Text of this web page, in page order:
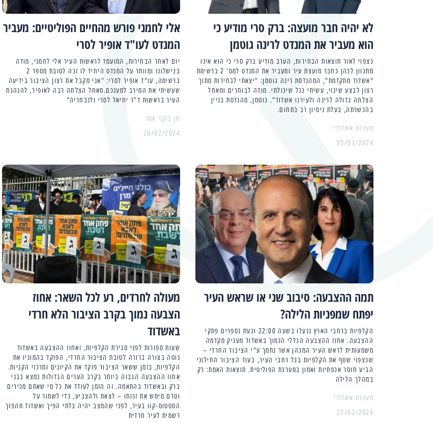
לא יהיה חבר מועצה: ברק סרי מודיע כי
הוא מעביר את המנדט לרינה גוטמן
כצפוי לאור תוצאות הבחירות, הערב מודיע ברק סרי כי הוא אינו
מתכוון לכהן כחבר מועצת עיר ומעביר את המנדט למס' 2 ברשימת
"אשדוד מתקדמת", המהנדסת רינה גוטמן: "יצאתי לבחירות מתוך
רצון לבצע שינוי, עשיתי ככל שיכולתי. מודה לבוחרים ומאחל
הצלחה גדולה לרינה ולעירנו אשדוד". גוטמן, מהנדסת בניין
בהכשרתה, בעלת ניסיון רב בתחום.
מערכת אשדודי
05/03/2024
אלי לחמני פורש מהחיים הפוליטיים: מעביר
המנדט לעו"ד אופיר לסרי
יום לאחר הבחירות, המועמד לראשות העיר אלי לחמני, מודה
בכישלונו ומוותר על המנדט היחיד לו זכה לטובת מספר 2
ברשימה, עו"ד אופיר לסרי: "אני מקבל את רצון הציבור בידיעה
שעשיתי את המירב למענכם.מאחל הצלחה רבה לאופיר, להנהגת
העיר בראשות ד"ר יחיאל לסרי ולנבחריה"
28/02/2024
תמה ההצבעה: סיבוב שני או שראש העיר
יפתח שמפניות הלילה?
הקלפיות ברחבי הארץ ננעלו בשעה 22:00 וכעת נספרים פתקי
ההצבעה. אחוז ההצבעה הכללי הנמוך באשדוד מעניק מקדמה
משמעותית לראש העיר המכהן אשר נתמך ע"י הציבור החרדי –
שכצפוי שטף את הקלפיות בכל רחבי העיר, בעוד הציבור החילוני
הביע חוסר אכפתיות ואמון במערכת הפוליטית. תוצאות האמת: רק
במהלך הלילה
מערכת אשדודי
27/02/2024
מעולה לחרדים, רע לכל השאר: אחוז
הצבעה נמוך בקרב הציבור הלא חרדי
באשדוד
שעות ספורות לפני סגירת הקלפיות, ואחוז ההצבעה באשדוד
נוטה בצורה ברורה לטובת הציבור החרדי, הפוקד בהמוניו את
הקלפיות, בזמן ששאר הציבור פוקד את הקיונים ומרכזי הקניות.
אחוז ההצבעה הגבוה ביותר בקרב הערים הגדולות נמצא בבני
ברק ובאשדוד בהתאמה. זה הזמן לעודד את כל מי שאתם מכירים
וטרם מימש את זכותו – לצאת ולהצביע, כדי לשמור על
הסטטוס-קוו בעיר, לפני שהמצב יהיה בלתי הפיך ואשדוד תהפוך
רשמית לעיר חרדית